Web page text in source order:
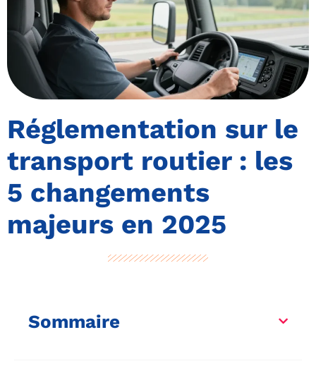
Réglementation sur le
transport routier : les
5 changements
majeurs en 2025
Sommaire